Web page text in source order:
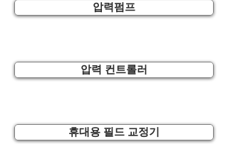
압력펌프
압력 컨트롤러
휴대용 필드 교정기